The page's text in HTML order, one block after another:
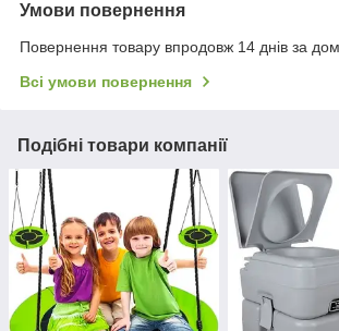
Умови повернення
Повернення товару впродовж 14 днів за
Всі умови повернення
Подібні товари компанії